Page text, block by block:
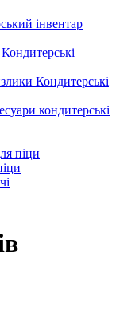
інвентар
Кондитерські
Кондитерські
кондитерські
піци